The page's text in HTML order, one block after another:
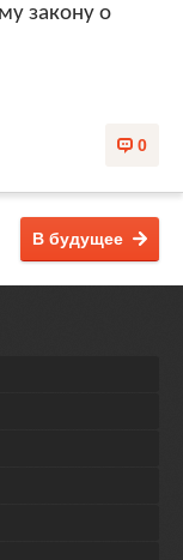
закону о
0
В будущее